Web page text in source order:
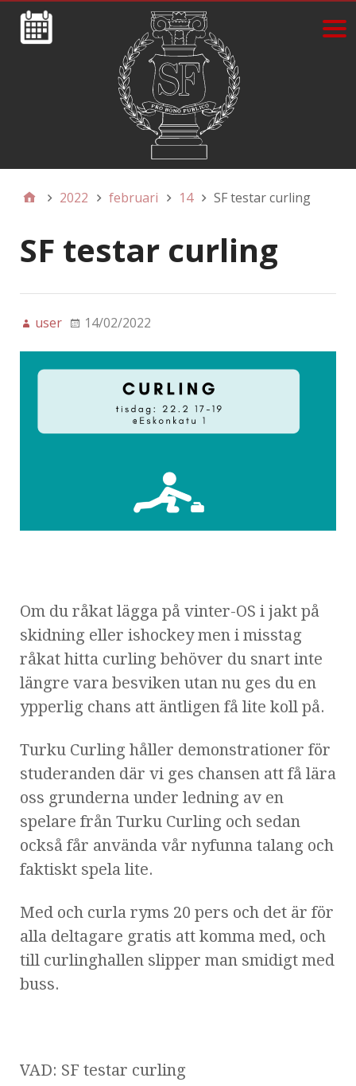
2022 februari 14 SF testar curling
SF testar curling
user 14/02/2022
Om du råkat lägga på vinter-OS i jakt på
skidning eller ishockey men i misstag
råkat hitta curling behöver du snart inte
längre vara besviken utan nu ges du en
ypperlig chans att äntligen få lite koll på.
Turku Curling håller demonstrationer för
studeranden där vi ges chansen att få lära
oss grunderna under ledning av en
spelare från Turku Curling och sedan
också får använda vår nyfunna talang och
faktiskt spela lite.
Med och curla ryms 20 pers och det är för
alla deltagare gratis att komma med, och
till curlinghallen slipper man smidigt med
buss.
VAD: SF testar curling